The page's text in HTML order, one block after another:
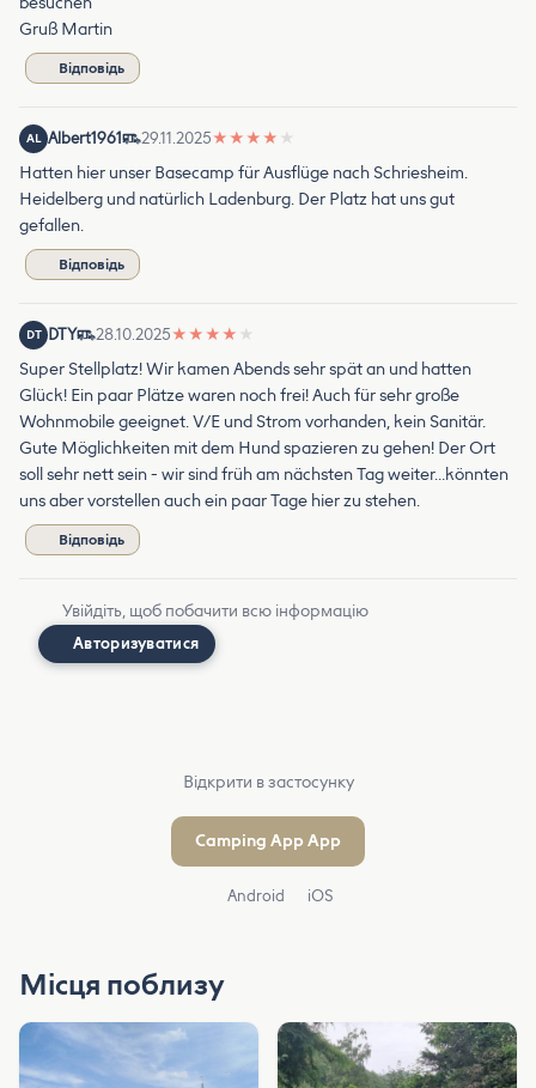
Gruß Martin
Відповідь
AL Albert1961 29.11.2025★ ★ ★ ★ ★
Hatten hier unser Basecamp für Ausflüge nach Schriesheim.
Heidelberg und natürlich Ladenburg. Der Platz hat uns gut
gefallen.
Відповідь
DT DTY 28.10.2025★ ★ ★ ★ ★
Super Stellplatz! Wir kamen Abends sehr spät an und hatten
Glück! Ein paar Plätze waren noch frei! Auch für sehr große
Wohnmobile geeignet. V/E und Strom vorhanden, kein Sanitär.
Gute Möglichkeiten mit dem Hund spazieren zu gehen! Der Ort
soll sehr nett sein - wir sind früh am nächsten Tag weiter…könnten
uns aber vorstellen auch ein paar Tage hier zu stehen.
Відповідь
Увійдіть, щоб побачити всю інформацію
Авторизуватися
Відкрити в застосунку
Camping App App
Android iOS
Місця поблизу